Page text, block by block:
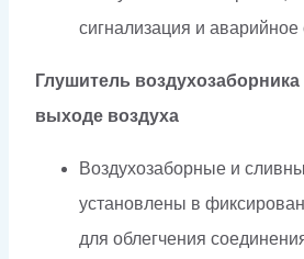
сигнализация и
Глушитель
выходе воздуха
Воздухозаборные и
установлены в
для облегчения